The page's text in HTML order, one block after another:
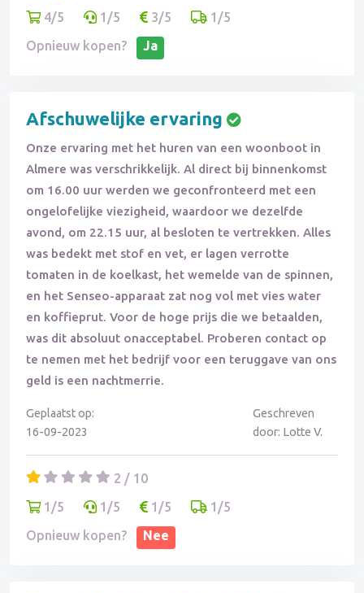
4/5
1/5 3/5
1/5
Opnieuw kopen?
Ja
Afschuwelijke ervaring
Onze ervaring met het huren van een woonboot in
Almere was verschrikkelijk. Al direct bij binnenkomst
om 16.00 uur werden we geconfronteerd met een
ongelofelijke viezigheid, waardoor we dezelfde
avond, om 22.15 uur, al besloten te vertrekken. Alles
was bedekt met stof en vet, er lagen verrotte
tomaten in de koelkast, het wemelde van de spinnen,
en het Senseo-apparaat zat nog vol met vies water
en koffieprut. Voor de hoge prijs die we betaalden,
was dit absoluut onacceptabel. Proberen contact op
te nemen met het bedrijf voor een teruggave van ons
geld is een nachtmerrie.
Geplaatst op:
16-09-2023
Geschreven
door: Lotte V.
2 / 10
1/5
1/5 1/5
1/5
Opnieuw kopen?
Nee